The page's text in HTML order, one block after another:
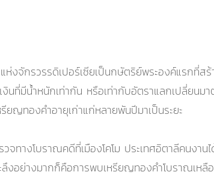
งจักรวรรดิเปอร์เซียเป็นกษัตริย์พระองค์แรกที่ส
นที่มีน้ำหนักเท่ากัน หรือเท่ากับอัตราแลกเปลี่ยนม
ญทองคำอายุเก่าแก่หลายพันปีมาเป็นระยะ
จทางโบราณคดีที่เมืองโคโม ประเทศอิตาลีคนง
งอย่างมากก็คือการพบเหรียญทองคำโบราณเห